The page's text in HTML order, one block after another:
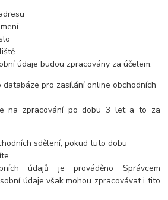
údaje budou zpracovány za účelem:
databáze pro zasílání online obchodních
na zpracování po dobu 3 let a to za
sdělení, pokud tuto dobu
údajů je prováděno Správcem
údaje však mohou zpracovávat i tito